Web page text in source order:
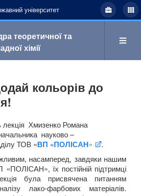
університет
теоретичної та
хімії
укр eng
Про кафедру
кольорів до
лекція Хмизенко Романа
науково –
ТОВ «ВП «ПОЛІСАН»
.
насамперед, завдяки нашим
їх постійній підтримці
була присвячена питанням
лако-фарбових матеріалів.